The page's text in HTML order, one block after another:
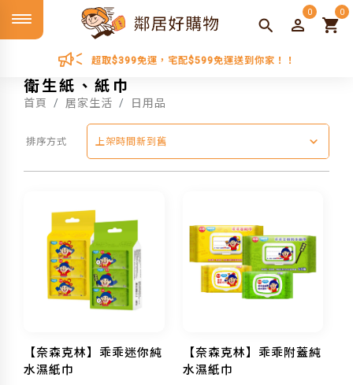
超取$399免運，宅配$599免運送到你家！！
0 0
衛生紙、紙巾
首頁 居家生活 日用品
排序方式 上架時間新到舊
【奈森克林】乖乖迷你純
水濕紙巾
【奈森克林】乖乖附蓋純
水濕紙巾